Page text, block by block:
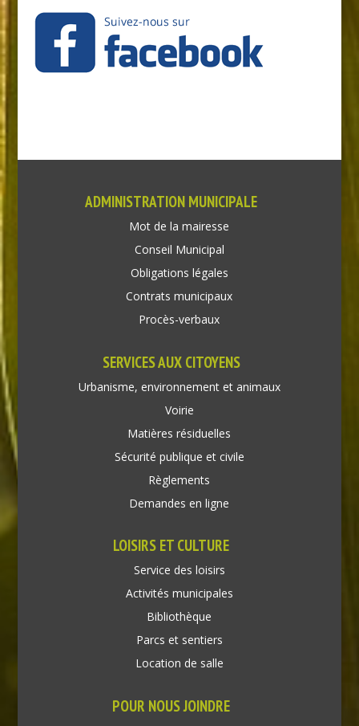
ADMINISTRATION MUNICIPALE
Mot de la mairesse
Conseil Municipal
Obligations légales
Contrats municipaux
Procès-verbaux
SERVICES AUX CITOYENS
Urbanisme, environnement et animaux
Voirie
Matières résiduelles
Sécurité publique et civile
Règlements
Demandes en ligne
LOISIRS ET CULTURE
Service des loisirs
Activités municipales
Bibliothèque
Parcs et sentiers
Location de salle
POUR NOUS JOINDRE